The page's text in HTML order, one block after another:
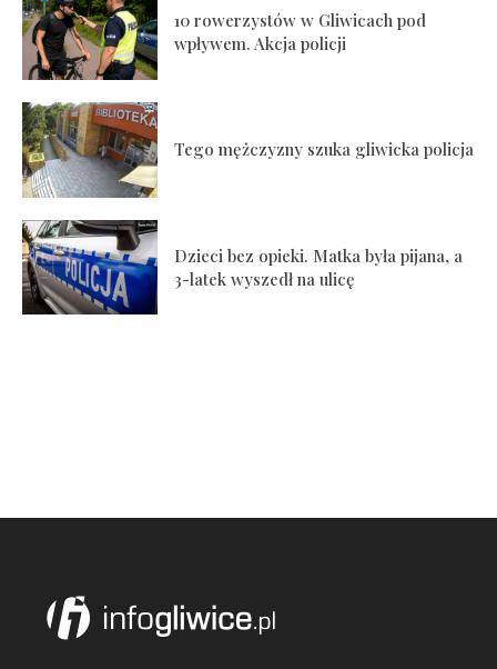
10 rowerzystów w Gliwicach pod
wpływem. Akcja policji
Tego mężczyzny szuka gliwicka policja
Dzieci bez opieki. Matka była pijana, a
3-latek wyszedł na ulicę